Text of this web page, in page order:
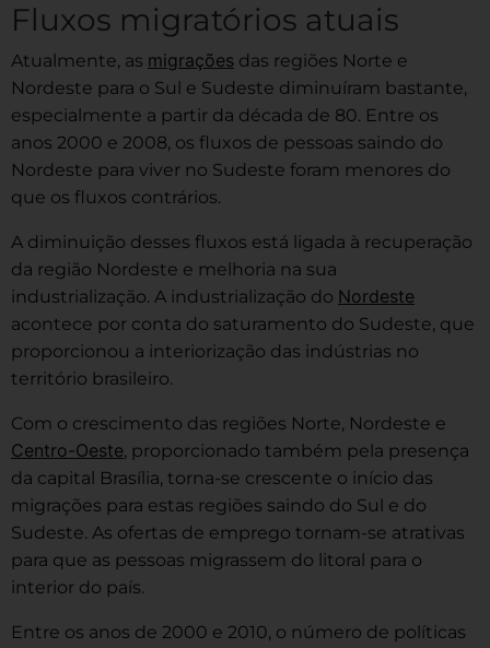
Fluxos migratórios atuais
Atualmente, as migrações das regiões Norte e
Nordeste para o Sul e Sudeste diminuíram bastante,
especialmente a partir da década de 80. Entre os
anos 2000 e 2008, os fluxos de pessoas saindo do
Nordeste para viver no Sudeste foram menores do
que os fluxos contrários.
A diminuição desses fluxos está ligada à recuperação
da região Nordeste e melhoria na sua
industrialização. A industrialização do Nordeste
acontece por conta do saturamento do Sudeste, que
proporcionou a interiorização das indústrias no
território brasileiro.
Com o crescimento das regiões Norte, Nordeste e
Centro-Oeste, proporcionado também pela presença
da capital Brasília, torna-se crescente o início das
migrações para estas regiões saindo do Sul e do
Sudeste. As ofertas de emprego tornam-se atrativas
para que as pessoas migrassem do litoral para o
interior do país.
Entre os anos de 2000 e 2010, o número de políticas